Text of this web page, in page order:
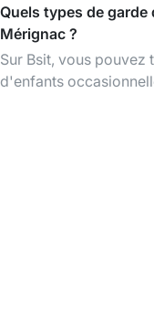
Quels types de
Mérignac ?
Sur Bsit, vous
d'enfants